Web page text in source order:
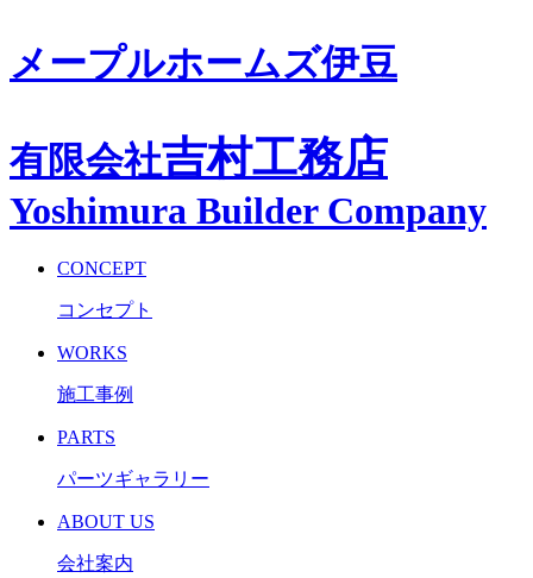
メープルホームズ伊豆
有限会社吉村工務店
Yoshimura Builder Company
CONCEPT
コンセプト
WORKS
施工事例
PARTS
パーツギャラリー
ABOUT US
会社案内